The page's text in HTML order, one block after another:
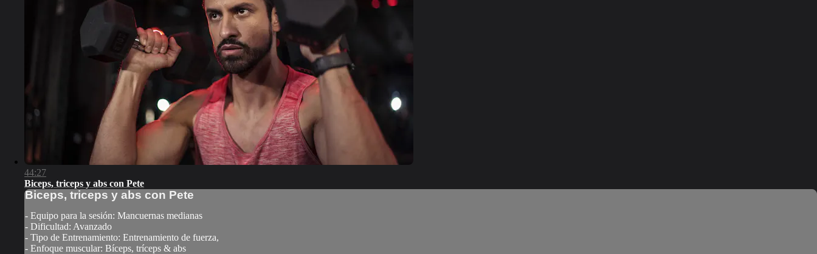
44:27
Biceps, triceps y abs con Pete
Biceps, triceps y abs con Pete
- Equipo para la sesión: Mancuernas medianas
- Dificultad: Avanzado
- Tipo de Entrenamiento: Entrenamiento de fuerza,
- Enfoque muscular: Bíceps, tríceps & abs